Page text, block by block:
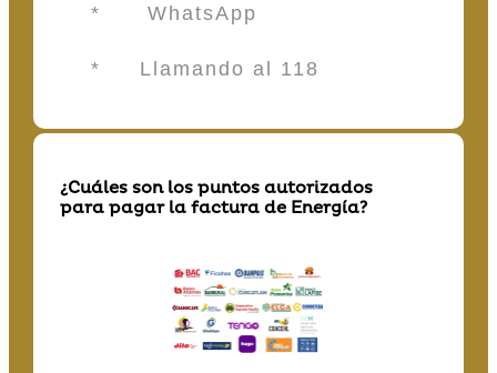
* WhatsApp
* Llamando al 118
¿Cuáles son los puntos autorizados
para pagar la factura de Energía?